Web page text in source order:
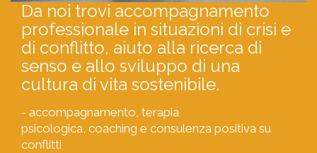
Da noi trovi accompagnamento
professionale in situazioni di crisi e
di conflitto, aiuto alla ricerca di
senso e allo sviluppo di una
cultura di vita sostenibile.
- accompagnamento, terapia
psicologica, coaching e consulenza positiva su
conflitti